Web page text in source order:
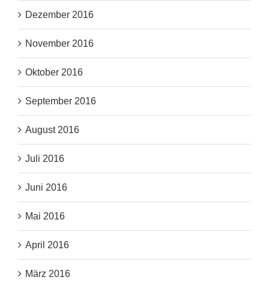
Dezember 2016
November 2016
Oktober 2016
September 2016
August 2016
Juli 2016
Juni 2016
Mai 2016
April 2016
März 2016